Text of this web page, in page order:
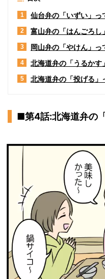
1 仙台弁の「いずい」っ
2 富山弁の「はんごろし
3 岡山弁の「やけん」っ
4 北海道弁の「うるかす
5 北海道弁の「投げる」
■第4話:北海道弁の